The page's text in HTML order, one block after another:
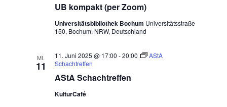
UB kompakt (per Zoom)
Universitätsbibliothek Bochum Universitätsstraße
150, Bochum, NRW, Deutschland
MI.
11
AStA Schachtreffen
11. Juni 2025 @ 17:00 -20:00
AStA
Schachtreffen
KulturCafé